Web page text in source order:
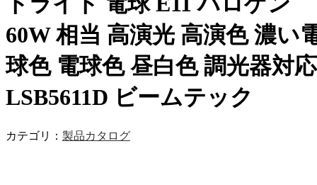
60W 相当 高演光 高演色 濃い
球色 電球色 昼白色 調光器対応
LSB5611D ビームテック
カテゴリ： 製品カタログ